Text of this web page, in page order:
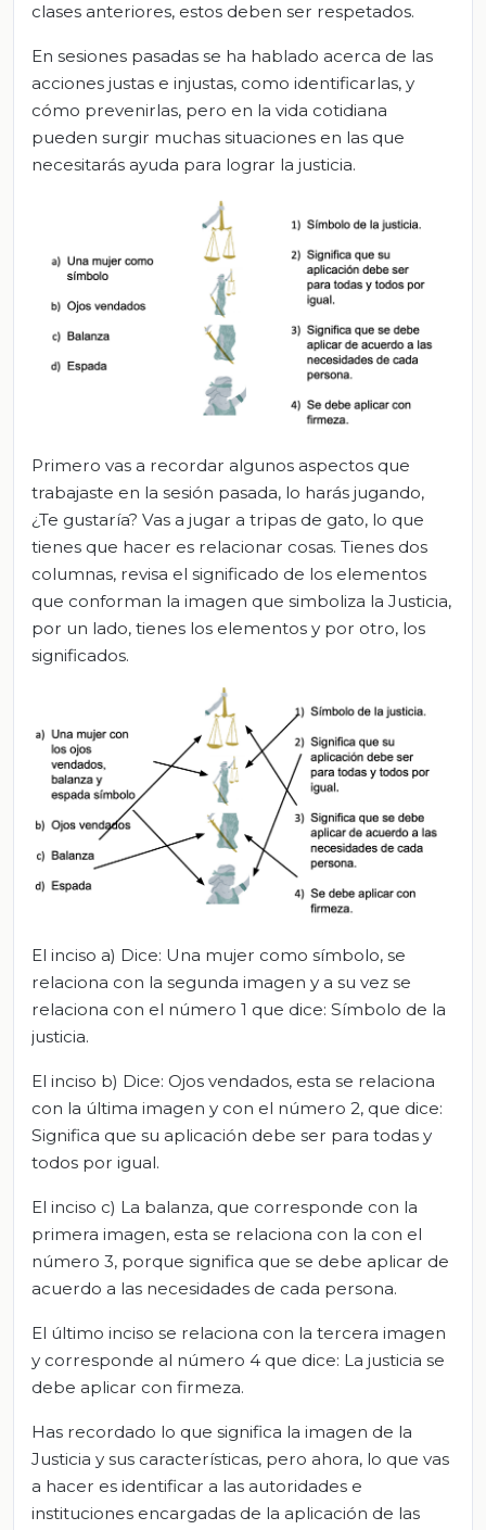
clases anteriores, estos deben ser respetados.
En sesiones pasadas se ha hablado acerca de las
acciones justas e injustas, como identificarlas, y
cómo prevenirlas, pero en la vida cotidiana
pueden surgir muchas situaciones en las que
necesitarás ayuda para lograr la justicia.
Primero vas a recordar algunos aspectos que
trabajaste en la sesión pasada, lo harás jugando,
¿Te gustaría? Vas a jugar a tripas de gato, lo que
tienes que hacer es relacionar cosas. Tienes dos
columnas, revisa el significado de los elementos
que conforman la imagen que simboliza la Justicia,
por un lado, tienes los elementos y por otro, los
significados.
El inciso a) Dice: Una mujer como símbolo, se
relaciona con la segunda imagen y a su vez se
relaciona con el número 1 que dice: Símbolo de la
justicia.
El inciso b) Dice: Ojos vendados, esta se relaciona
con la última imagen y con el número 2, que dice:
Significa que su aplicación debe ser para todas y
todos por igual.
El inciso c) La balanza, que corresponde con la
primera imagen, esta se relaciona con la con el
número 3, porque significa que se debe aplicar de
acuerdo a las necesidades de cada persona.
El último inciso se relaciona con la tercera imagen
y corresponde al número 4 que dice: La justicia se
debe aplicar con firmeza.
Has recordado lo que significa la imagen de la
Justicia y sus características, pero ahora, lo que vas
a hacer es identificar a las autoridades e
instituciones encargadas de la aplicación de las